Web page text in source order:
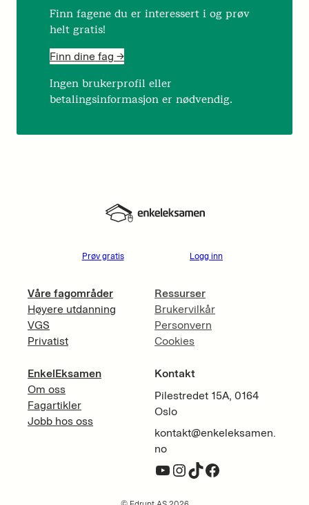
Finn fagene du er interessert i og prøv
helt gratis!
Finn dine fag ->
Ingen brukerprofil eller
betalingsinformasjon er nødvendig.
Prøv gratis Logg inn
Våre fagområder
Høyere utdanning
VGS
Privatist
EnkelEksamen
Om oss
Fagartikler
Jobb hos oss
Ressurser
Brukervilkår
Personvern
Cookies
Kontakt
Pilestredet 15A, 0164
Oslo
kontakt@enkeleksamen.
no
YouTube InstagramTikTok Facebook